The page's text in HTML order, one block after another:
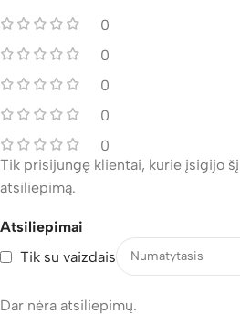
0
0
0
0
0
Atsiliepimai
Tik su vaizdais
Dar nėra atsiliepimų.
Tik prisijungę klientai, kurie įsigijo
atsiliepimą.